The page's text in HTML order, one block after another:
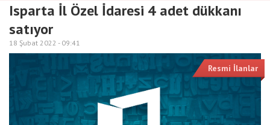
Isparta İl Özel İdaresi 4 adet dükkanı
satıyor
18 Şubat 2022 - 09:41
Resmi İlanlar